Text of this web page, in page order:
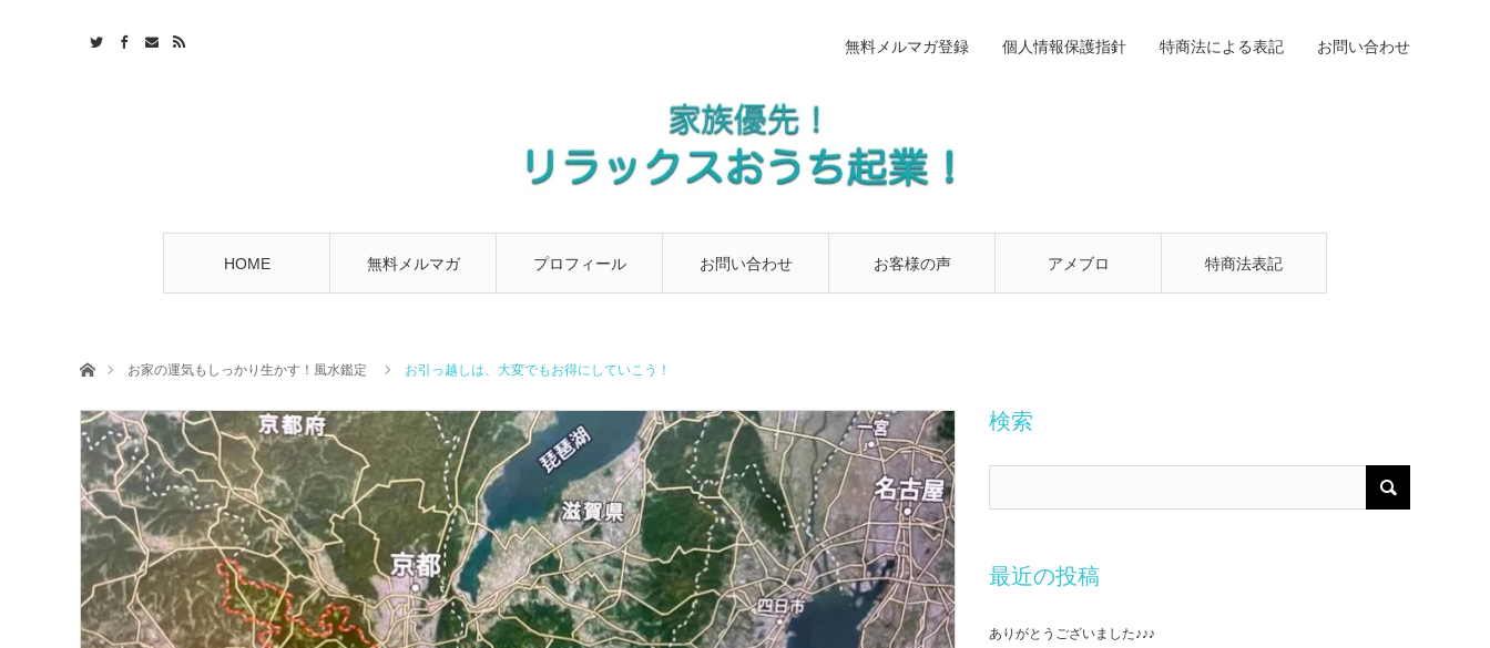
HOME 無料メルマガ プロフィール お問い合わせ お客様の声 アメブロ 特商法表記
無料メルマガ登録 個人情報保護指針 特商法による表記 お問い合わせ
ホームお家の運気もしっかり生かす！風水鑑定 お引っ越しは、大変でもお得にしていこう！
検索
最近の投稿
ありがとうございました♪♪♪